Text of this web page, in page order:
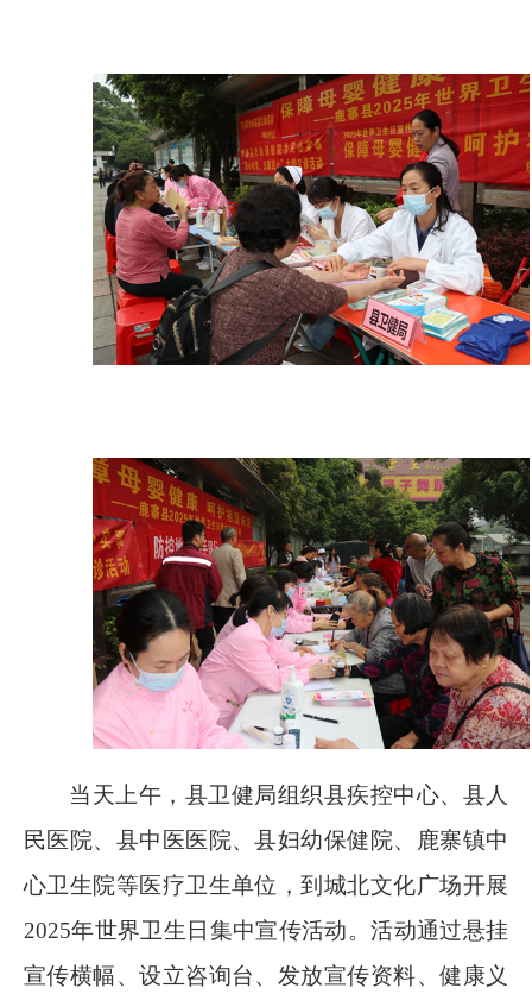
当天上午，县卫健局组织县疾控中心、县人
民医院、县中医医院、县妇幼保健院、鹿寨镇中
心卫生院等医疗卫生单位，到城北文化广场开展
2025年世界卫生日集中宣传活动。活动通过悬挂
宣传横幅、设立咨询台、发放宣传资料、健康义